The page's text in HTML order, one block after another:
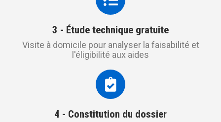
3 - Étude technique gratuite
Visite à domicile pour analyser la faisabilité et
l'éligibilité aux aides
4 - Constitution du dossier